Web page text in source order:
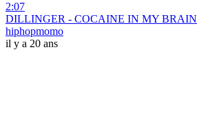
2:07
DILLINGER - COCAINE IN MY BRAIN
hiphopmomo
il y a 20 ans